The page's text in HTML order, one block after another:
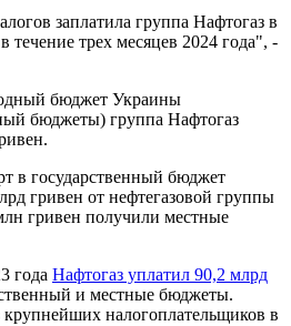
заплатила группа Нафтогаз в
течение трех месяцев 2024 года", -
бюджет Украины
бюджеты) группа Нафтогаз
в государственный бюджет
гривен от нефтегазовой группы
гривен получили местные
года Нафтогаз уплатил 90,2 млрд
и местные бюджеты.
крупнейших налогоплательщиков в